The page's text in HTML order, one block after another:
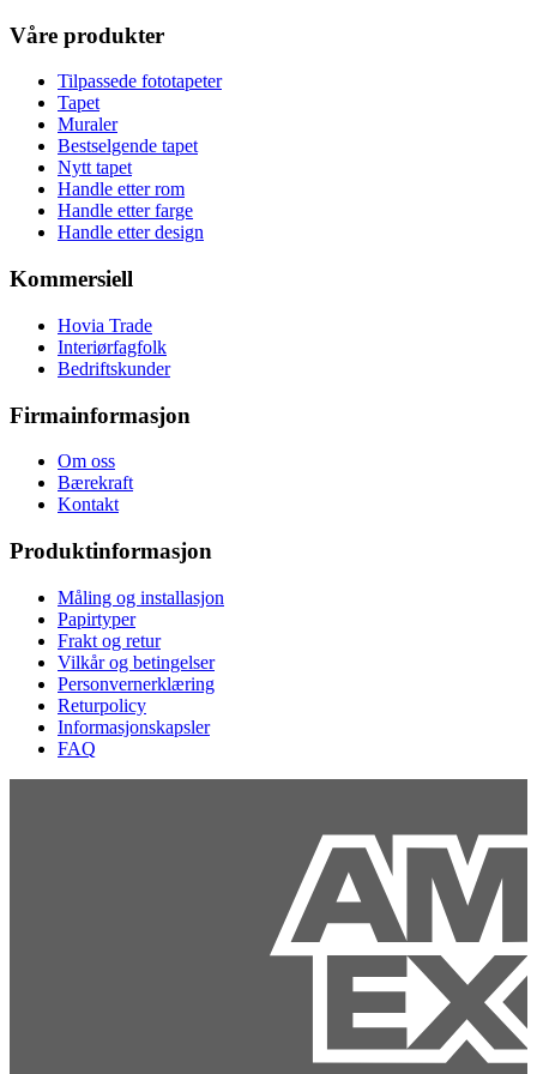
Våre produkter
Tilpassede fototapeter
Tapet
Muraler
Bestselgende tapet
Nytt tapet
Handle etter rom
Handle etter farge
Handle etter design
Kommersiell
Hovia Trade
Interiørfagfolk
Bedriftskunder
Firmainformasjon
Om oss
Bærekraft
Kontakt
Produktinformasjon
Måling og installasjon
Papirtyper
Frakt og retur
Vilkår og betingelser
Personvernerklæring
Returpolicy
Informasjonskapsler
FAQ